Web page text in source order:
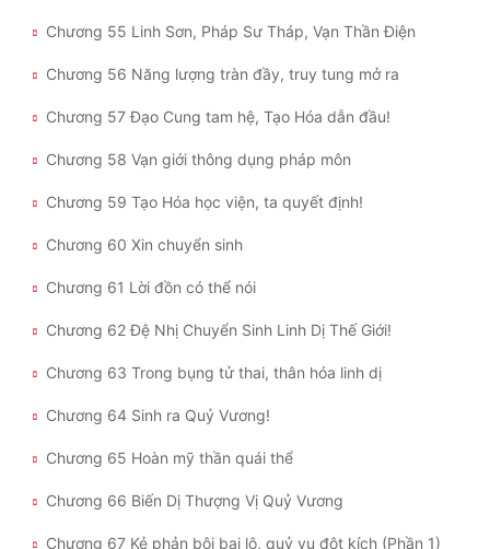
Chương 55 Linh Sơn, Pháp Sư Tháp, Vạn Thần Điện
Chương 56 Năng lượng tràn đầy, truy tung mở ra
Chương 57 Đạo Cung tam hệ, Tạo Hóa dẫn đầu!
Chương 58 Vạn giới thông dụng pháp môn
Chương 59 Tạo Hóa học viện, ta quyết định!
Chương 60 Xin chuyển sinh
Chương 61 Lời đồn có thể nói
Chương 62 Đệ Nhị Chuyển Sinh Linh Dị Thế Giới!
Chương 63 Trong bụng tử thai, thân hóa linh dị
Chương 64 Sinh ra Quỷ Vương!
Chương 65 Hoàn mỹ thần quái thể
Chương 66 Biến Dị Thượng Vị Quỷ Vương
Chương 67 Kẻ phản bội bại lộ, quỷ vụ đột kích (Phần 1)